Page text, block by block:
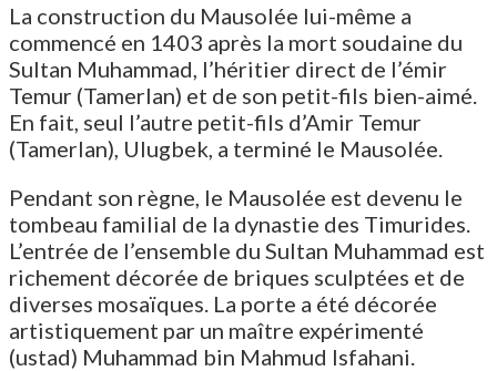
La construction du Mausolée lui-même a
commencé en 1403 après la mort soudaine du
Sultan Muhammad, l’héritier direct de l’émir
Temur (Tamerlan) et de son petit-fils bien-aimé.
En fait, seul l’autre petit-fils d’Amir Temur
(Tamerlan), Ulugbek, a terminé le Mausolée.
Pendant son règne, le Mausolée est devenu le
tombeau familial de la dynastie des Timurides.
L’entrée de l’ensemble du Sultan Muhammad est
richement décorée de briques sculptées et de
diverses mosaïques. La porte a été décorée
artistiquement par un maître expérimenté
(ustad) Muhammad bin Mahmud Isfahani.